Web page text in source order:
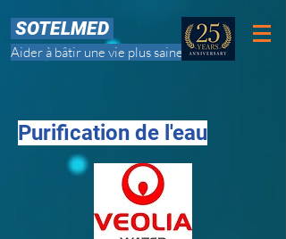
SOTELMED
Aider à bâtir une vie plus saine
Purification de l'eau